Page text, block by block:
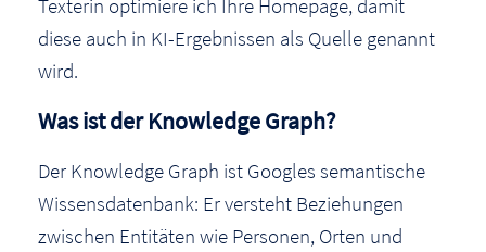
diese auch in KI-Ergebnissen als Quelle genannt
wird.
Was ist der Knowledge Graph?
Der Knowledge Graph ist Googles semantische
Wissensdatenbank: Er versteht Beziehungen
zwischen Entitäten wie Personen, Orten und